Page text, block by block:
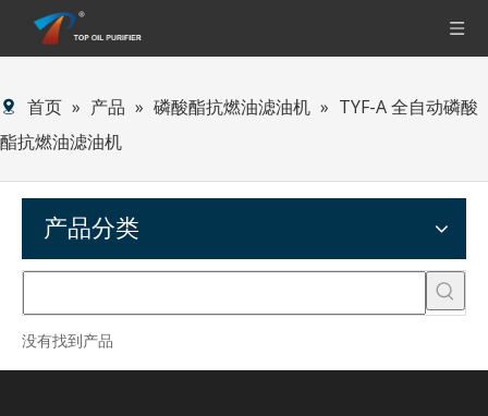
首页 » 产品 » 磷酸酯抗燃油滤油机 » TYF-A 全自动磷酸
酯抗燃油滤油机
产品分类
没有找到产品